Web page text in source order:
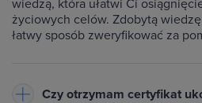
wiedzą, która ułatwi Ci
życiowych celów. Zdobytą
łatwy sposób zweryfikować za
Czy otrzymam certyfikat